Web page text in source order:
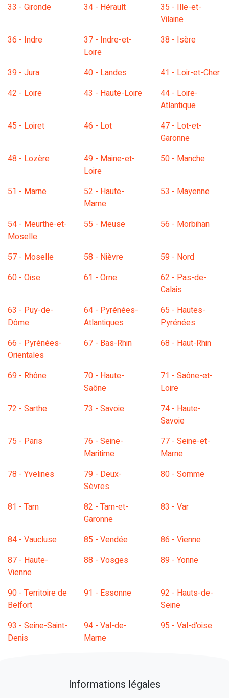
33 - Gironde 34 - Hérault
35 - Ille-et-
Vilaine
36 - Indre
37 - Indre-et-
Loire
38 - Isère
39 - Jura 40 - Landes
41 - Loir-et-Cher
42 - Loire
43 - Haute-Loire
44 - Loire-
Atlantique
45 - Loiret
46 - Lot
47 - Lot-et-
Garonne
48 - Lozère
49 - Maine-et-
Loire
50 - Manche
51 - Marne
52 - Haute-
Marne
53 - Mayenne
54 - Meurthe-et-
Moselle
55 - Meuse 56 - Morbihan
57 - Moselle 58 - Nièvre
59 - Nord
60 - Oise
61 - Orne
62 - Pas-de-
Calais
63 - Puy-de-
Dôme
64 - Pyrénées-
Atlantiques
65 - Hautes-
Pyrénées
66 - Pyrénées-
Orientales
67 - Bas-Rhin 68 - Haut-Rhin
69 - Rhône
70 - Haute-
Saône
71 - Saône-et-
Loire
72 - Sarthe
73 - Savoie
74 - Haute-
Savoie
75 - Paris
76 - Seine-
Maritime
77 - Seine-et-
Marne
78 - Yvelines
79 - Deux-
Sèvres
80 - Somme
81 - Tarn
82 - Tarn-et-
Garonne
83 - Var
84 - Vaucluse 85 - Vendée
86 - Vienne
87 - Haute-
Vienne
88 - Vosges 89 - Yonne
90 - Territoire de
Belfort
91 - Essonne
92 - Hauts-de-
Seine
93 - Seine-Saint-
Denis
94 - Val-de-
Marne
95 - Val-d'oise
Informations légales